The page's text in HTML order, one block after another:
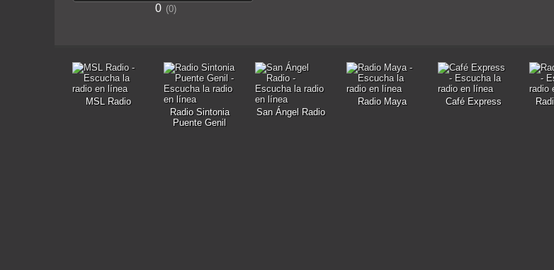
0 0
MSL Radio
Radio Sintonia
Puente Genil
San Ángel Radio
Radio Maya Café Express